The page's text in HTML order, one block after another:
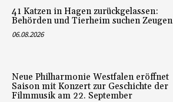
41 Katzen in Hagen zurückgelassen:
Behörden und Tierheim suchen Zeugen
06.08.2026
Neue Philharmonie Westfalen eröffnet
Saison mit Konzert zur Geschichte der
Filmmusik am 22. September